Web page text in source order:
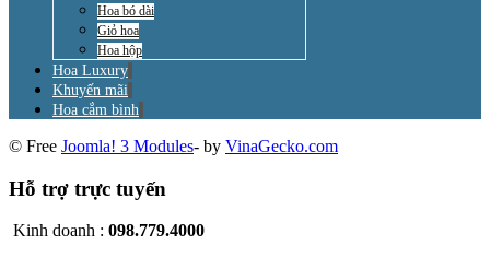
Hoa bó dài
Giỏ hoa
Hoa hộp
Hoa Luxury
Khuyến mãi
Hoa cắm bình
© Free Joomla! 3 Modules- by VinaGecko.com
Hỗ trợ trực tuyến
Kinh doanh : 098.779.4000